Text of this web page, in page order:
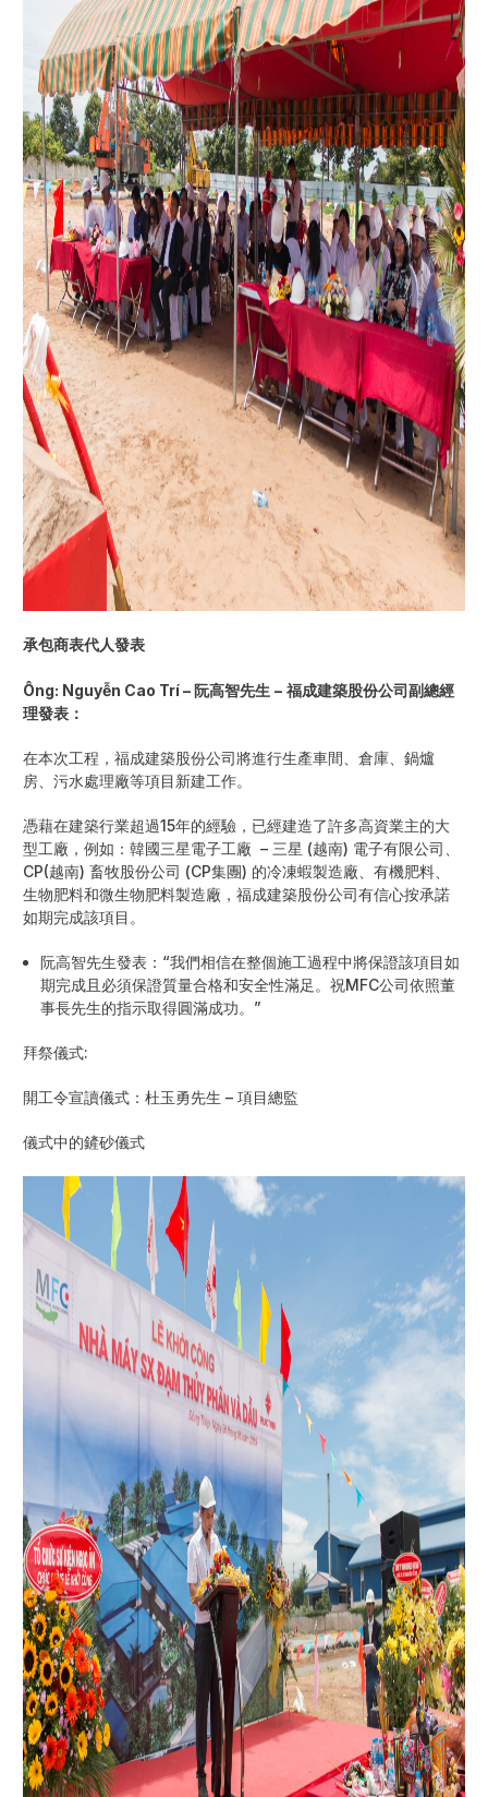
承包商表代人發表
Ông: Nguyễn Cao Trí – 阮高智先生 – 福成建築股份公司副總經
理發表：
在本次工程，福成建築股份公司將進行生產車間、倉庫、鍋爐
房、污水處理廠等項目新建工作。
憑藉在建築行業超過15年的經驗，已經建造了許多高資業主的大
型工廠，例如：韓國三星電子工廠 – 三星 (越南) 電子有限公司、
CP(越南) 畜牧股份公司 (CP集團) 的冷凍蝦製造廠、有機肥料、
生物肥料和微生物肥料製造廠，福成建築股份公司有信心按承諾
如期完成該項目。
阮高智先生發表：“我們相信在整個施工過程中將保證該項目如
期完成且必須保證質量合格和安全性滿足。祝MFC公司依照董
事長先生的指示取得圓滿成功。”
拜祭儀式:
開工令宣讀儀式：杜玉勇先生 – 項目總監
儀式中的鏟砂儀式